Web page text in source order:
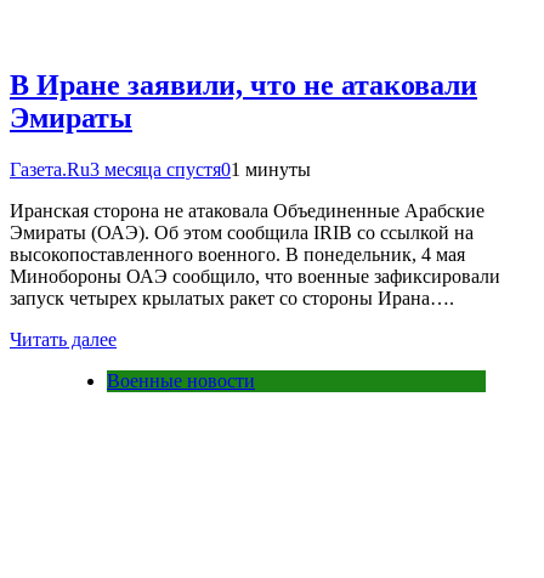
В Иране заявили, что не атаковали
Эмираты
Газета.Ru3 месяца спустя01 минуты
Иранская сторона не атаковала Объединенные Арабские
Эмираты (ОАЭ). Об этом сообщила IRIB со ссылкой на
высокопоставленного военного. В понедельник, 4 мая
Минобороны ОАЭ сообщило, что военные зафиксировали
запуск четырех крылатых ракет со стороны Ирана….
Читать далее
Военные новости